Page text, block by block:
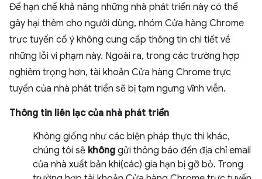
Để hạn chế khả năng những nhà phát triển này có thể
gây hại thêm cho người dùng, nhóm Cửa hàng Chrome
trực tuyến cố ý không cung cấp thông tin chi tiết về
những lỗi vi phạm này. Ngoài ra, trong các trường hợp
nghiêm trọng hơn, tài khoản Cửa hàng Chrome trực
tuyến của nhà phát triển sẽ bị tạm ngưng vĩnh viễn.
Thông tin liên lạc của nhà phát triển
Không giống như các biện pháp thực thi khác,
chúng tôi sẽ không gửi thông báo đến địa chỉ email
của nhà xuất bản khi(các) gia hạn bị gỡ bỏ. Trong